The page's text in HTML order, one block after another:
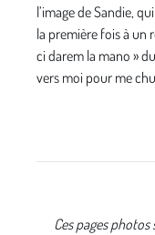
l’image de Sandie,
la première fois à un
ci darem la mano »
vers moi pour me
Ces pages photos